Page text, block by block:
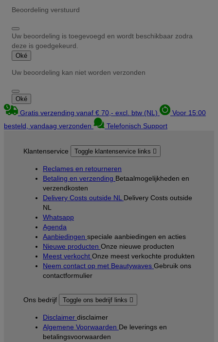
Beoordeling verstuurd
Uw beoordeling is toegevoegd en wordt beschikbaar zodra
deze is goedgekeurd.
Oké
Uw beoordeling kan niet worden verzonden
Oké
Gratis verzending vanaf € 70,- excl. btw (NL)
Voor 15:00
besteld, vandaag verzonden
Telefonisch Support
Klantenservice Toggle klantenservice links 
Reclames en retourneren
Betaling en verzending Betaalmogelijkheden en
verzendkosten
Delivery Costs outside NL Delivery Costs outside
NL
Whatsapp
Agenda
Aanbiedingen speciale aanbiedingen en acties
Nieuwe producten Onze nieuwe producten
Meest verkocht Onze meest verkochte produkten
Neem contact op met Beautywaves Gebruik ons
contactformulier
Ons bedrijf Toggle ons bedrijf links 
Disclaimer disclaimer
Algemene Voorwaarden De leverings en
betalingsvoorwaarden